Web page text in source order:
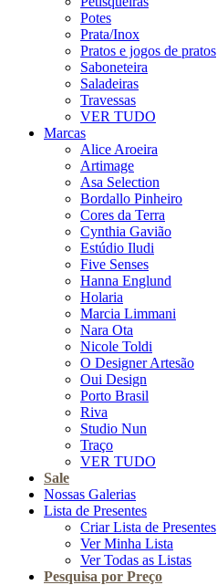
Potes
Prata/Inox
Pratos e jogos de pratos
Saboneteira
Saladeiras
Travessas
VER TUDO
Marcas
Alice Aroeira
Artimage
Asa Selection
Bordallo Pinheiro
Cores da Terra
Cynthia Gavião
Estúdio Iludi
Five Senses
Hanna Englund
Holaria
Marcia Limmani
Nara Ota
Nicole Toldi
O Designer Artesão
Oui Design
Porto Brasil
Riva
Studio Nun
Traço
VER TUDO
Sale
Nossas Galerias
Lista de Presentes
Criar Lista de Presentes
Ver Minha Lista
Ver Todas as Listas
Pesquisa por Preço